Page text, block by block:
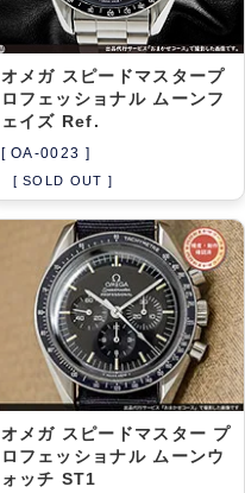
オメガ スピードマスタープ
ロフェッショナル ムーンフ
ェイズ Ref.
[ OA-0023 ]
[ SOLD OUT ]
オメガ スピードマスター プ
ロフェッショナル ムーンウ
ォッチ ST1